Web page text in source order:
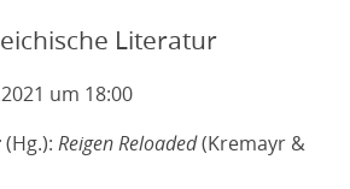
Literatur
um 18:00
(Hg.): Reigen Reloaded(Kremayr &